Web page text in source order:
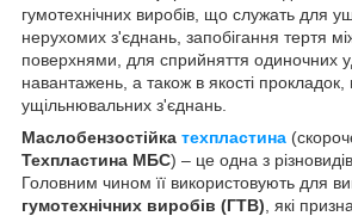
гумотехнічних виробів, що служать для
нерухомих з'єднань, запобігання тертя
поверхнями, для сприйняття одиночних
навантажень, а також в якості прокладок,
ущільнювальних з'єднань.
Маслобензостійка техпластина
Техпластина МБС) – це одна з
Головним чином її використовують для
гумотехнічних виробів (ГТВ) , які